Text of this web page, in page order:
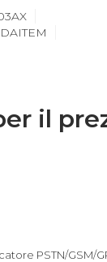
DAITEM
il
PSTN/GSM/